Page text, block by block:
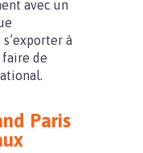
avec un
à
faire de
Paris